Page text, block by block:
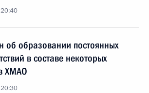
20:40
об образовании постоянных
в составе некоторых
ХМАО
20:30